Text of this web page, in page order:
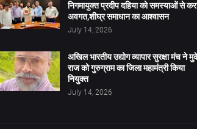
निगमायुक्त प्रदीप दहिया को समस्याओं से
अवगत,शीघ्र समाधान का आश्वासन
July 14, 2026
अखिल भारतीय उद्योग व्यापार सुरक्षा मंच ने
राज को गुरुग्राम का जिला महामंत्री किया
नियुक्त
July 14, 2026